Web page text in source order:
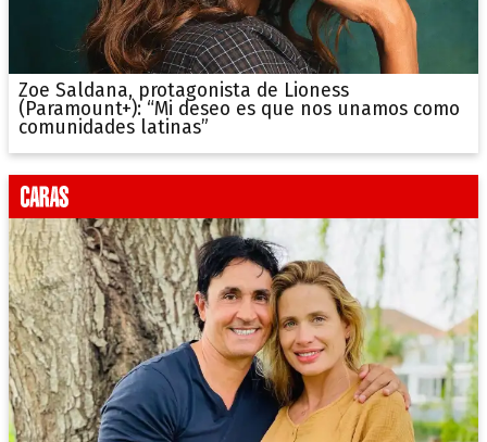
Zoe Saldana, protagonista de Lioness
(Paramount+): “Mi deseo es que nos unamos como
comunidades latinas”